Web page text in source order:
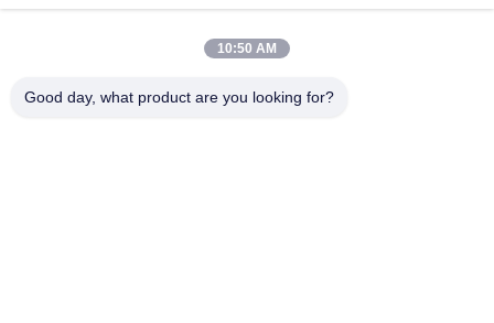
sales@wellleader.com
10:50 AM
Good day, what product are you looking for?